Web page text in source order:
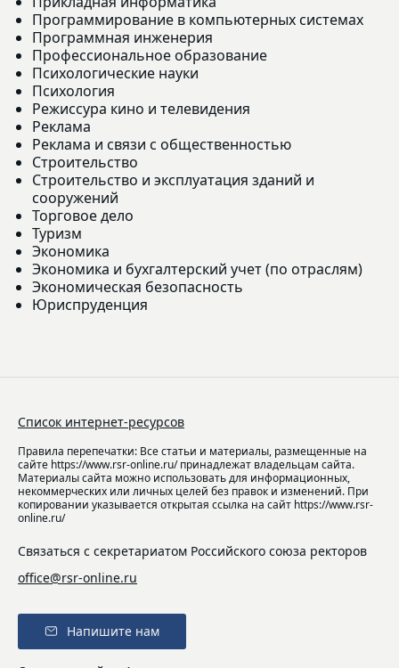
Программирование в компьютерных системах
Программная инженерия
Профессиональное образование
Психологические науки
Психология
Режиссура кино и телевидения
Реклама
Реклама и связи с общественностью
Строительство
Строительство и эксплуатация зданий и
сооружений
Торговое дело
Туризм
Экономика
Экономика и бухгалтерский учет (по отраслям)
Экономическая безопасность
Юриспруденция
Список интернет-ресурсов
Правила перепечатки: Все статьи и материалы, размещенные на
сайте https://www.rsr-online.ru/ принадлежат владельцам сайта.
Материалы сайта можно использовать для информационных,
некоммерческих или личных целей без правок и изменений. При
копировании указывается открытая ссылка на сайт https://www.rsr-
online.ru/
Связаться с секретариатом Российского союза ректоров
office@rsr-online.ru
Напишите нам